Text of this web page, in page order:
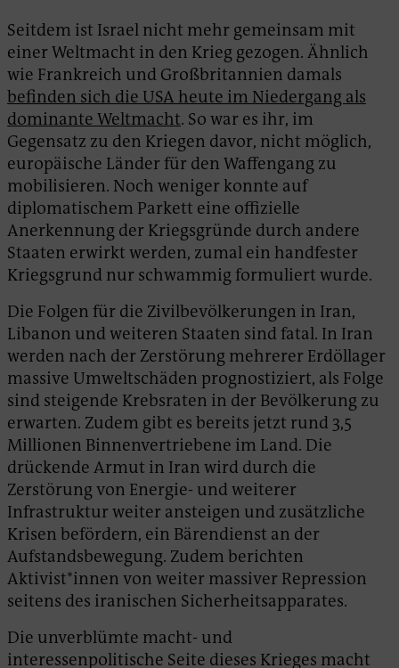
Seitdem ist Israel nicht mehr gemeinsam mit
einer Weltmacht in den Krieg gezogen. Ähnlich
wie Frankreich und Großbritannien damals
befinden sich die USA heute im Niedergang als
dominante Weltmacht. So war es ihr, im
Gegensatz zu den Kriegen davor, nicht möglich,
europäische Länder für den Waffengang zu
mobilisieren. Noch weniger konnte auf
diplomatischem Parkett eine offizielle
Anerkennung der Kriegsgründe durch andere
Staaten erwirkt werden, zumal ein handfester
Kriegsgrund nur schwammig formuliert wurde.
Die Folgen für die Zivilbevölkerungen in Iran,
Libanon und weiteren Staaten sind fatal. In Iran
werden nach der Zerstörung mehrerer Erdöllager
massive Umweltschäden prognostiziert, als Folge
sind steigende Krebsraten in der Bevölkerung zu
erwarten. Zudem gibt es bereits jetzt rund 3,5
Millionen Binnenvertriebene im Land. Die
drückende Armut in Iran wird durch die
Zerstörung von Energie- und weiterer
Infrastruktur weiter ansteigen und zusätzliche
Krisen befördern, ein Bärendienst an der
Aufstandsbewegung. Zudem berichten
Aktivist*innen von weiter massiver Repression
seitens des iranischen Sicherheitsapparates.
Die unverblümte macht- und
interessenpolitische Seite dieses Krieges macht